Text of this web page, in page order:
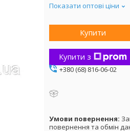
Показати оптові ціни
Купити
Купити з
+380 (68) 816-06-02
повернення та обмін